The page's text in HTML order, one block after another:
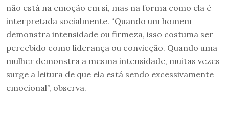
não está na emoção em si, mas na forma como ela é
interpretada socialmente. “Quando um homem
demonstra intensidade ou firmeza, isso costuma ser
percebido como liderança ou convicção. Quando uma
mulher demonstra a mesma intensidade, muitas vezes
surge a leitura de que ela está sendo excessivamente
emocional”, observa.